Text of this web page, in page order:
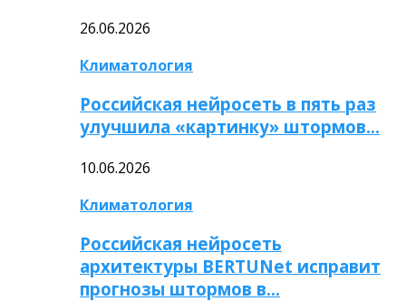
26.06.2026
Климатология
Российская нейросеть в пять раз
улучшила «картинку» штормов…
10.06.2026
Климатология
Российская нейросеть
архитектуры BERTUNet исправит
прогнозы штормов в…